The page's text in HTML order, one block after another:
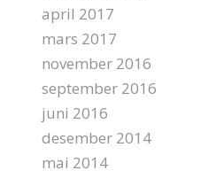
april 2017
mars 2017
november 2016
september 2016
juni 2016
desember 2014
mai 2014